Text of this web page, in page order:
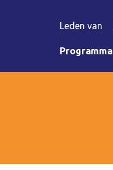
Leden van
Programma